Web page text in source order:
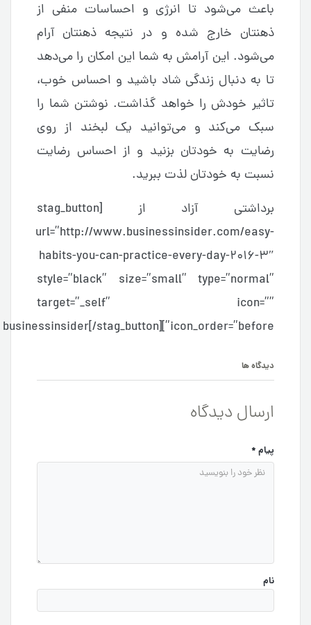
باعث می‌شود تا انرژی و احساسات منفی از
ذهنتان خارج شده و در نتیجه ذهنتان آرام
می‌شود. این آرامش به شما این امکان را می‌دهد
تا به دنبال زندگی شاد باشید و احساس خوب،
تاثیر خودش را خواهد گذاشت. نوشتن شما را
سبک می‌کند و می‌توانید یک لبخند از روی
رضایت به خودتان بزنید و از احساس رضایت
نسبت به خودتان لذت ببرید.
برداشتی آزاد از [stag_button
url=”http://www.businessinsider.com/easy-
habits-you-can-practice-every-day-2016-3″
style=”black” size=”small” type=”normal”
target=”_self” icon=””
icon_order=”before”]businessinsider[/stag_button]
دیدگاه ها
ارسال دیدگاه
پیام*
نام